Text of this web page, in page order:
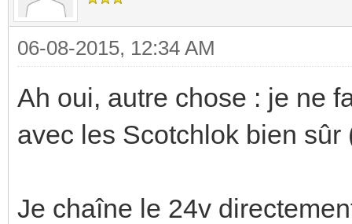
06-08-2015, 12:34 AM
Ah oui, autre chose : je ne
avec les Scotchlok bien
Je chaîne le 24v